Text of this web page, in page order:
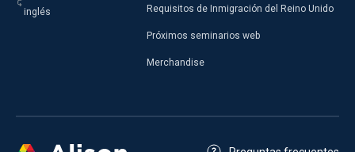
inglés
Requisitos de Inmigración del Reino Unido
Próximos seminarios web
Merchandise